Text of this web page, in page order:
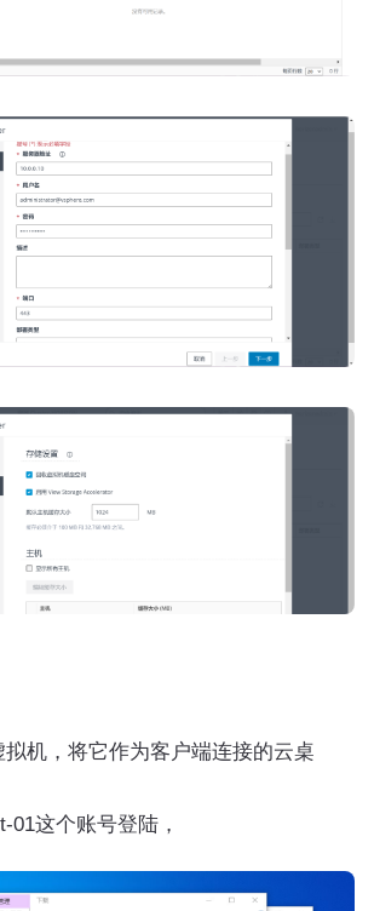
机，将它作为客户端连接的云桌
01这个账号登陆，